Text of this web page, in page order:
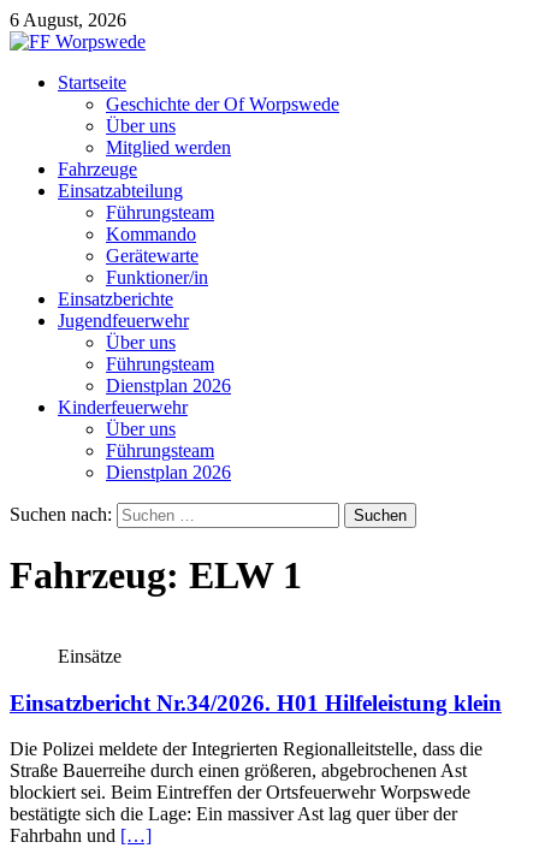
6 August, 2026
Startseite
Geschichte der Of Worpswede
Über uns
Mitglied werden
Fahrzeuge
Einsatzabteilung
Führungsteam
Kommando
Gerätewarte
Funktioner/in
Einsatzberichte
Jugendfeuerwehr
Über uns
Führungsteam
Dienstplan 2026
Kinderfeuerwehr
Über uns
Führungsteam
Dienstplan 2026
Suchen nach:
Fahrzeug: ELW 1
Einsätze
Einsatzbericht Nr.34/2026. H01 Hilfeleistung klein
Die Polizei meldete der Integrierten Regionalleitstelle, dass die
Straße Bauerreihe durch einen größeren, abgebrochenen Ast
blockiert sei. Beim Eintreffen der Ortsfeuerwehr Worpswede
bestätigte sich die Lage: Ein massiver Ast lag quer über der
Fahrbahn und […]